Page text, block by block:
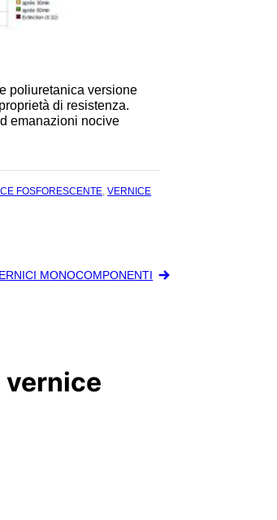
poliuretanica versione
di resistenza.
emanazioni nocive
FOSFORESCENTE,VERNICE
MONOCOMPONENTI
vernice